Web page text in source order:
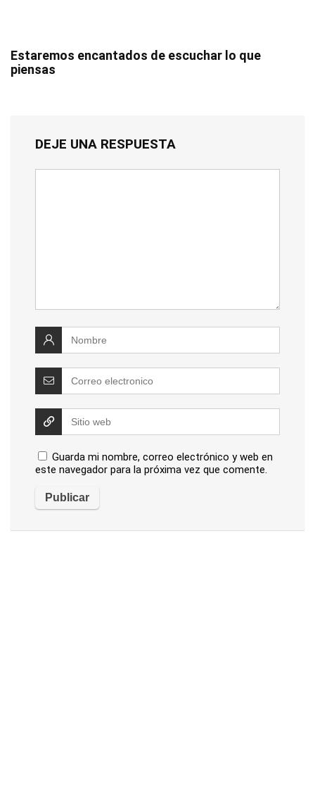
Estaremos encantados de escuchar lo que
piensas
DEJE UNA RESPUESTA
Guarda mi nombre, correo electrónico y web en
este navegador para la próxima vez que comente.